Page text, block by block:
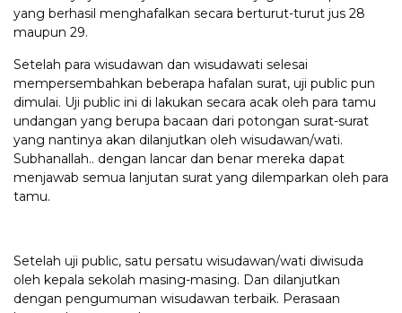
yang berhasil menghafalkan secara berturut-turut jus 28
maupun 29.
Setelah para wisudawan dan wisudawati selesai
mempersembahkan beberapa hafalan surat, uji public pun
dimulai. Uji public ini di lakukan secara acak oleh para tamu
undangan yang berupa bacaan dari potongan surat-surat
yang nantinya akan dilanjutkan oleh wisudawan/wati.
Subhanallah.. dengan lancar dan benar mereka dapat
menjawab semua lanjutan surat yang dilemparkan oleh para
tamu.
Setelah uji public, satu persatu wisudawan/wati diwisuda
oleh kepala sekolah masing-masing. Dan dilanjutkan
dengan pengumuman wisudawan terbaik. Perasaan